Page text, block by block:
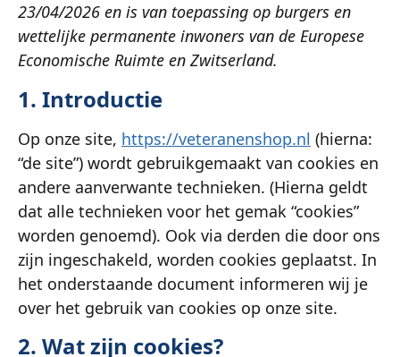
23/04/2026 en is van toepassing op burgers en
wettelijke permanente inwoners van de Europese
Economische Ruimte en Zwitserland.
1. Introductie
Op onze site, https://veteranenshop.nl (hierna:
“de site”) wordt gebruikgemaakt van cookies en
andere aanverwante technieken. (Hierna geldt
dat alle technieken voor het gemak “cookies”
worden genoemd). Ook via derden die door ons
zijn ingeschakeld, worden cookies geplaatst. In
het onderstaande document informeren wij je
over het gebruik van cookies op onze site.
2. Wat zijn cookies?